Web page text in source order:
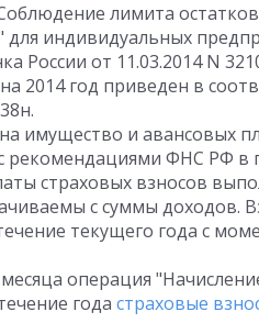
лимита
для индивидуальных
России от 11.03.2014 N
2014 год приведен в
имущество и авансовых
рекомендациями ФНС РФ в
страховых взносов
с суммы доходов.
текущего года с
операция
года страховые